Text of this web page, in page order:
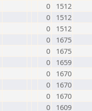
0
1512
0
1512
0
1512
0
1675
0
1675
0
1659
0
1670
0
1670
0
1670
0
1609